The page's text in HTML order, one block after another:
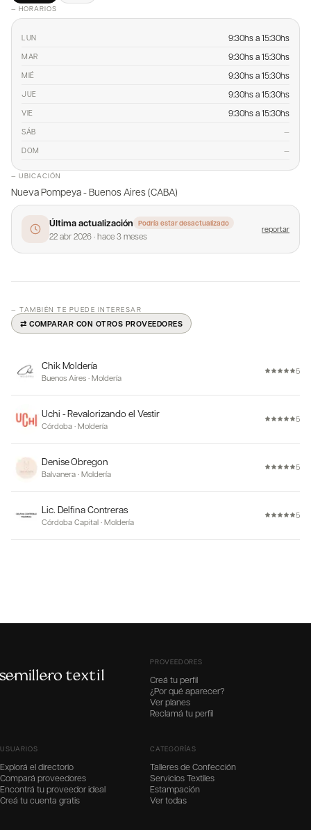
— HORARIOS
LUN 9:30hs a 15:30hs
MAR 9:30hs a 15:30hs
MIÉ 9:30hs a 15:30hs
JUE 9:30hs a 15:30hs
VIE 9:30hs a 15:30hs
SÁB —
DOM —
— UBICACIÓN
Nueva Pompeya - Buenos Aires (CABA)
Última actualización Podría estar desactualizado
22 abr 2026·hace 3 meses
reportar
— TAMBIÉN TE PUEDE INTERESAR
⇄ COMPARAR CON OTROS PROVEEDORES
Chik Moldería
Buenos Aires · Moldería
5
Uchi - Revalorizando el Vestir
Córdoba · Moldería
5
Denise Obregon
Balvanera · Moldería
5
Lic. Delfina Contreras
Córdoba Capital · Moldería
5
PROVEEDORES
Creá tu perfil
¿Por qué aparecer?
Ver planes
Reclamá tu perfil
USUARIOS
Explorá el directorio
Compará proveedores
Encontrá tu proveedor ideal
Creá tu cuenta gratis
CATEGORÍAS
Talleres de Confección
Servicios Textiles
Estampación
Ver todas